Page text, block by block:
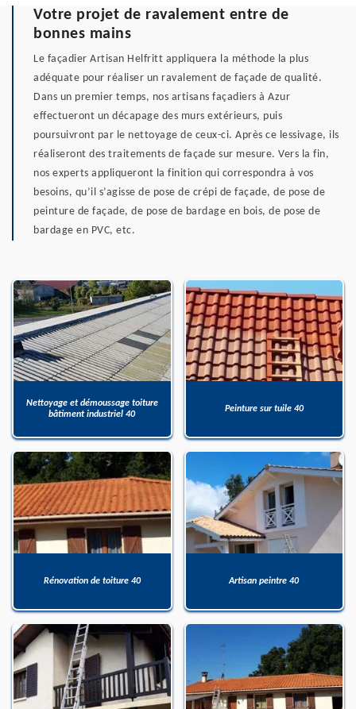
Votre projet de ravalement entre de
bonnes mains
Le façadier Artisan Helfritt appliquera la méthode la plus
adéquate pour réaliser un ravalement de façade de qualité.
Dans un premier temps, nos artisans façadiers à Azur
effectueront un décapage des murs extérieurs, puis
poursuivront par le nettoyage de ceux-ci. Après ce lessivage, ils
réaliseront des traitements de façade sur mesure. Vers la fin,
nos experts appliqueront la finition qui correspondra à vos
besoins, qu’il s’agisse de pose de crépi de façade, de pose de
peinture de façade, de pose de bardage en bois, de pose de
bardage en PVC, etc.
Nettoyage et démoussage toiture
bâtiment industriel 40
Peinture sur tuile 40
Rénovation de toiture 40 Artisan peintre 40